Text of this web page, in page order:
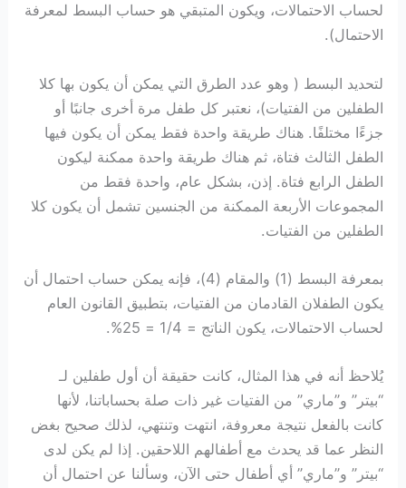
لحساب الاحتمالات، ويكون المتبقي هو حساب البسط لمعرفة
الاحتمال).
لتحديد البسط ( وهو عدد الطرق التي يمكن أن يكون بها كلا
الطفلين من الفتيات)، نعتبر كل طفل مرة أخرى جانبًا أو
جزءًا مختلفًا. هناك طريقة واحدة فقط يمكن أن يكون فيها
الطفل الثالث فتاة، ثم هناك طريقة واحدة ممكنة ليكون
الطفل الرابع فتاة. إذن، بشكل عام، واحدة فقط من
المجموعات الأربعة الممكنة من الجنسين تشمل أن يكون كلا
الطفلين من الفتيات.
بمعرفة البسط (1) والمقام (4)، فإنه يمكن حساب احتمال أن
يكون الطفلان القادمان من الفتيات، بتطبيق القانون العام
لحساب الاحتمالات، يكون الناتج = 1/4 = 25%.
يُلاحظ أنه في هذا المثال، كانت حقيقة أن أول طفلين لـ
“بيتر” و”ماري” من الفتيات غير ذات صلة بحساباتنا، لأنها
كانت بالفعل نتيجة معروفة، انتهت وتنتهي، لذلك صحيح بغض
النظر عما قد يحدث مع أطفالهم اللاحقين. إذا لم يكن لدى
“بيتر” و”ماري” أي أطفال حتى الآن، وسألنا عن احتمال أن